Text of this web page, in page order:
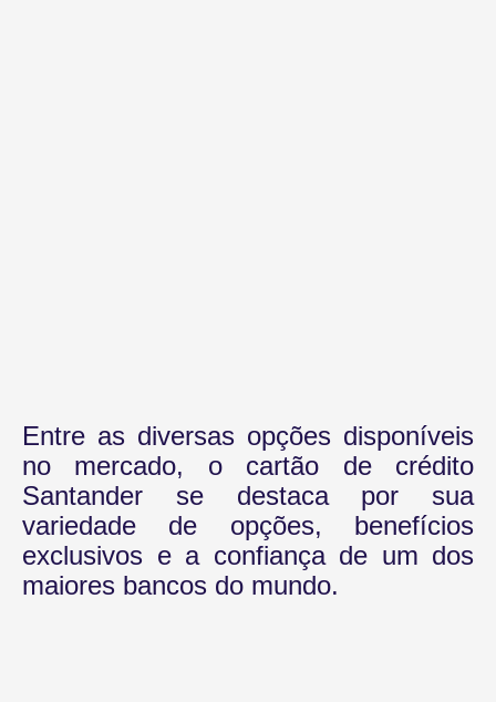
Entre as diversas opções disponíveis
no mercado, o cartão de crédito
Santander se destaca por sua
variedade de opções, benefícios
exclusivos e a confiança de um dos
maiores bancos do mundo.